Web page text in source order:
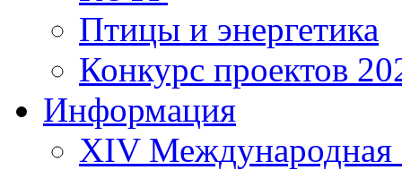
Птицы и энергетика
Конкурс проектов
Информация
XIV Международная